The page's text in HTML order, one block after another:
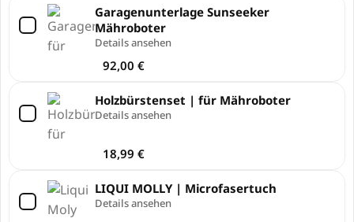
Garagenunterlage Sunseeker
Mähroboter
Details ansehen
92,00 €
Holzbürstenset | für Mähroboter
Details ansehen
18,99 €
LIQUI MOLLY | Microfasertuch
Details ansehen